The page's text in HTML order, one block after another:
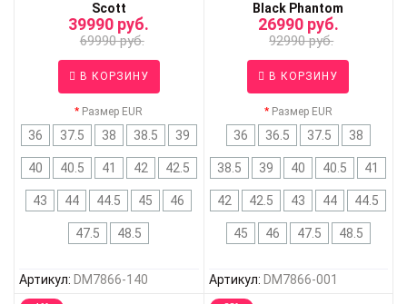
Scott
39990 руб.
69990 руб.
В КОРЗИНУ
Размер EUR
36 37.5 38 38.5 39
40 40.5 41 42 42.5
43 44 44.5 45 46
47.5 48.5
Артикул: DM7866-140
Black Phantom
26990 руб.
92990 руб.
В КОРЗИНУ
Размер EUR
36 36.5 37.5 38
38.5 39 40 40.5 41
42 42.5 43 44 44.5
45 46 47.5 48.5
Артикул: DM7866-001